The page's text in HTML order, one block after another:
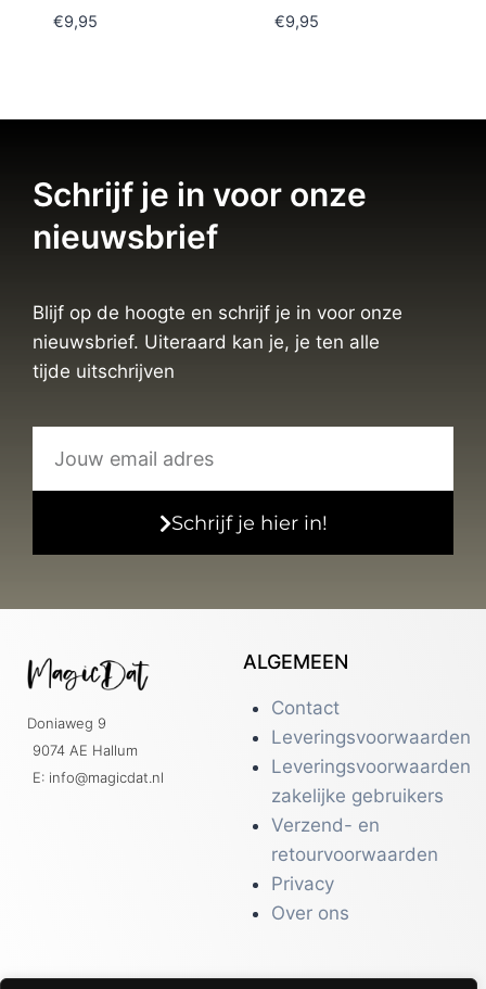
€9,95 €9,95
Schrijf je in voor onze
nieuwsbrief
Blijf op de hoogte en schrijf je in voor onze
nieuwsbrief. Uiteraard kan je, je ten alle
tijde uitschrijven
Schrijf je hier in!
Doniaweg 9
9074 AE Hallum
E: info@magicdat.nl
ALGEMEEN
Contact
Leveringsvoorwaarden
Leveringsvoorwaarden
zakelijke gebruikers
Verzend- en
retourvoorwaarden
Privacy
Over ons